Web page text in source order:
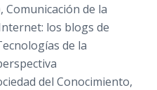
Comunicación de la
los blogs de
de la
del Conocimiento,